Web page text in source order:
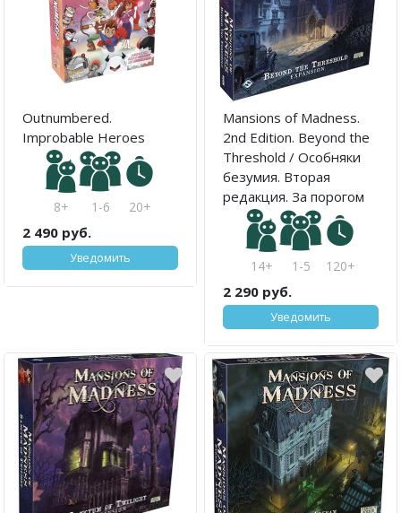
Outnumbered.
Improbable Heroes
8+ 1-6 20+
2 490 руб.
Уведомить
Mansions of Madness.
2nd Edition. Beyond the
Threshold / Особняки
безумия. Вторая
редакция. За порогом
14+ 1-5 120+
2 290 руб.
Уведомить